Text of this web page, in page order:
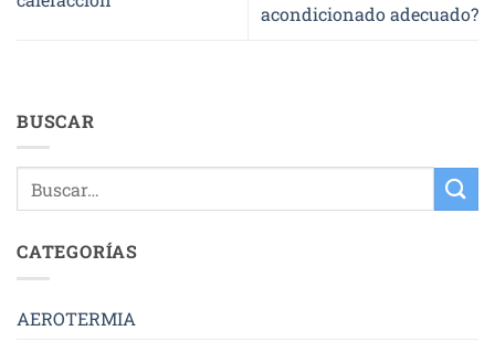
acondicionado adecuado?
BUSCAR
CATEGORÍAS
AEROTERMIA